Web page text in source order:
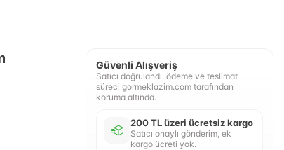
Güvenli Alışveriş
Satıcı doğrulandı, ödeme ve teslimat
süreci gormeklazim.com tarafından
koruma altında.
200 TL üzeri ücretsiz kargo
Satıcı onaylı gönderim, ek
kargo ücreti yok.